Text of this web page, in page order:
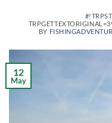
BY
12
May